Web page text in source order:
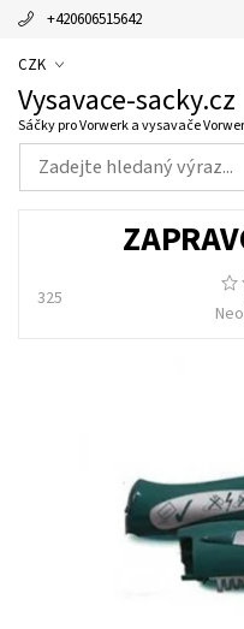
+420606515642
CZK
Vysavace-sacky.cz
Sáčky pro Vorwerk a vysavače
325